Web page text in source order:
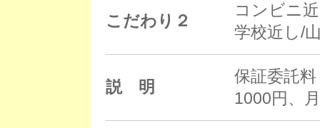
こだわり２
コンビニ
学校近し/
説 明
保証委託
1000円、